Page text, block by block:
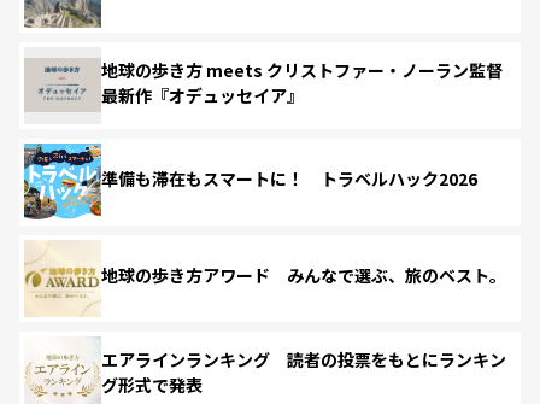
地球の歩き方 meets クリストファー・ノーラン監督
最新作『オデュッセイア』
準備も滞在もスマートに！ トラベルハック2026
地球の歩き方アワード みんなで選ぶ、旅のベスト。
エアラインランキング 読者の投票をもとにランキン
グ形式で発表